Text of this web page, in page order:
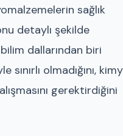
sağlık
detaylı şekilde
dallarından biri
olmadığını,
gerektirdiğini